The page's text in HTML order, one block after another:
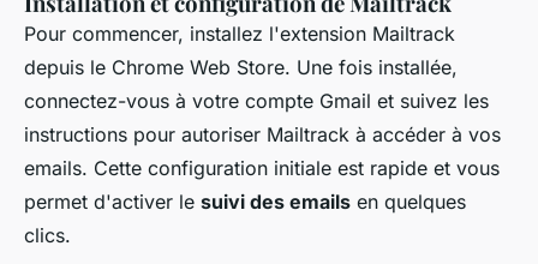
Pour commencer, installez l'extension Mailtrack
depuis le Chrome Web Store. Une fois installée,
connectez-vous à votre compte Gmail et suivez les
instructions pour autoriser Mailtrack à accéder à vos
emails. Cette configuration initiale est rapide et vous
permet d'activer le suivi des emails en quelques
clics.